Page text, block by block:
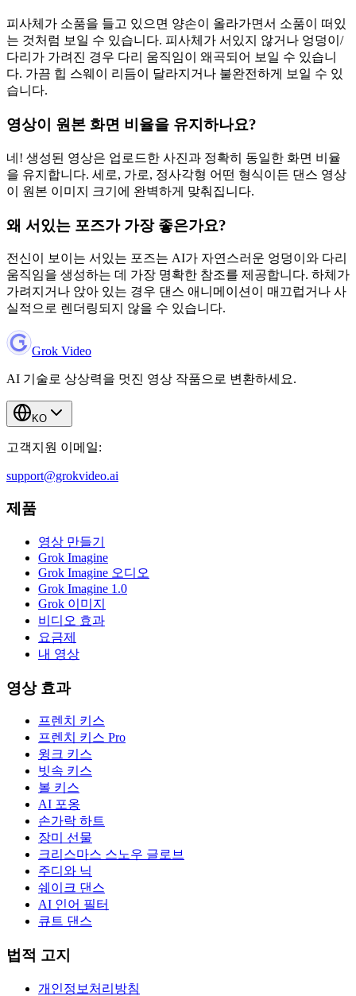
피사체가 소품을 들고 있으면 양손이 올라가면서 소품이 떠있
는 것처럼 보일 수 있습니다. 피사체가 서있지 않거나 엉덩이/
다리가 가려진 경우 다리 움직임이 왜곡되어 보일 수 있습니
다. 가끔 힙 스웨이 리듬이 달라지거나 불완전하게 보일 수 있
습니다.
영상이 원본 화면 비율을 유지하나요?
네! 생성된 영상은 업로드한 사진과 정확히 동일한 화면 비율
을 유지합니다. 세로, 가로, 정사각형 어떤 형식이든 댄스 영상
이 원본 이미지 크기에 완벽하게 맞춰집니다.
왜 서있는 포즈가 가장 좋은가요?
전신이 보이는 서있는 포즈는 AI가 자연스러운 엉덩이와 다리
움직임을 생성하는 데 가장 명확한 참조를 제공합니다. 하체가
가려지거나 앉아 있는 경우 댄스 애니메이션이 매끄럽거나 사
실적으로 렌더링되지 않을 수 있습니다.
Grok Video
AI 기술로 상상력을 멋진 영상 작품으로 변환하세요.
KO
고객지원 이메일:
support@grokvideo.ai
제품
영상 만들기
Grok Imagine
Grok Imagine 오디오
Grok Imagine 1.0
Grok 이미지
비디오 효과
요금제
내 영상
영상 효과
프렌치 키스
프렌치 키스 Pro
윙크 키스
빗속 키스
볼 키스
AI 포옹
손가락 하트
장미 선물
크리스마스 스노우 글로브
주디와 닉
쉐이크 댄스
AI 인어 필터
큐트 댄스
법적 고지
개인정보처리방침